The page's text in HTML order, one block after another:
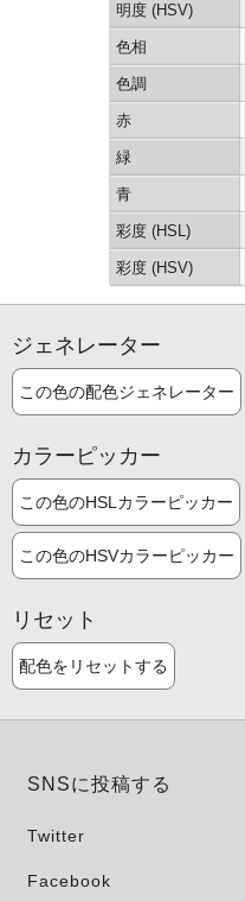
明度 (HSV)
色相
色調
赤
緑
青
彩度 (HSL)
彩度 (HSV)
ジェネレーター
この色の配色ジェネレーター
カラーピッカー
この色のHSLカラーピッカー
この色のHSVカラーピッカー
リセット
配色をリセットする
SNSに投稿する
Twitter
Facebook